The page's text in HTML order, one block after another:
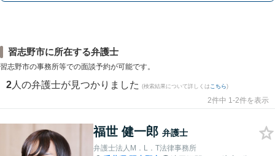
習志野市に所在する弁護士
習志野市の事務所等での面談予約が可能です。
2 人の弁護士が見つかりました (検索結果について詳しくは こちら)
2件中 1-2件を表示
福世 健一郎 弁護士
弁護士法人M．L．T法律事務所